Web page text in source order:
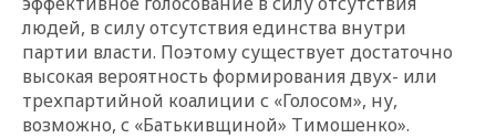
людей, в силу отсутствия единства внутри
партии власти. Поэтому существует достаточно
высокая вероятность формирования двух- или
трехпартийной коалиции с «Голосом», ну,
возможно, с «Батькивщиной» Тимошенко».